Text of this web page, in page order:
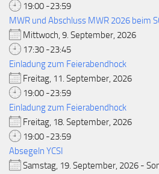
19:00 -23:59
MWR und Abschluss MWR 2026 beim
Mittwoch, 9. September, 2026
17:30 -23:45
Einladung zum Feierabendhock
Freitag, 11. September, 2026
19:00 -23:59
Einladung zum Feierabendhock
Freitag, 18. September, 2026
19:00 -23:59
Absegeln YCSI
Samstag, 19. September, 2026 -